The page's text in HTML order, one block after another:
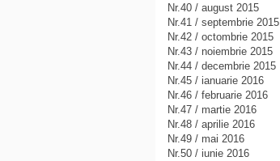
Nr.40 / august 2015
Nr.41 / septembrie 2015
Nr.42 / octombrie 2015
Nr.43 / noiembrie 2015
Nr.44 / decembrie 2015
Nr.45 / ianuarie 2016
Nr.46 / februarie 2016
Nr.47 / martie 2016
Nr.48 / aprilie 2016
Nr.49 / mai 2016
Nr.50 / iunie 2016